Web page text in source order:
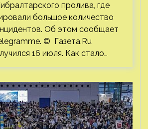
пролива, где
большое количество
Об этом сообщает
© Газета.Ru
16 июля. Как стало…